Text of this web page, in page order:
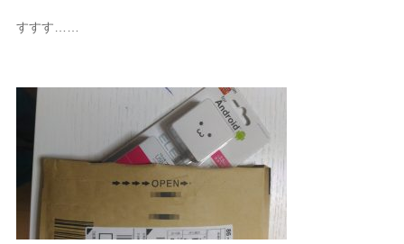
すすす……